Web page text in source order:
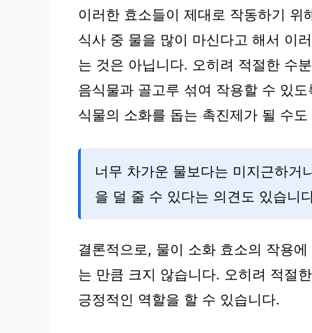
이러한 효소들이 제대로 작동하기
식사 중 물을 많이 마신다고 해서 이
는 것은 아닙니다. 오히려 적절한 수
음식물과 골고루 섞여 작용할 수 있
식물의 소화를 돕는 촉진제가 될 수
너무 차가운 물보다는 미지근하거
을 덜 줄 수 있다는 의견도 있습니
결론적으로, 물이 소화 효소의 작용
는 만큼 크지 않습니다. 오히려 적절
긍정적인 역할을 할 수 있습니다.